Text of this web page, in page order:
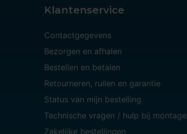
Klantenservice
Contactgegevens
Bezorgen en afhalen
Bestellen en betalen
Retourneren, ruilen en garantie
Status van mijn bestelling
Technische vragen / hulp bij montage
Zakelijke bestellingen